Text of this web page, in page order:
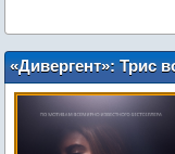
«Дивергент»: Трис
потрясающих
литературы